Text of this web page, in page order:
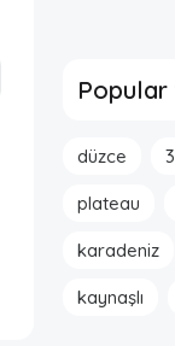
Popular
düzce
plateau
karadeniz
kaynaşlı